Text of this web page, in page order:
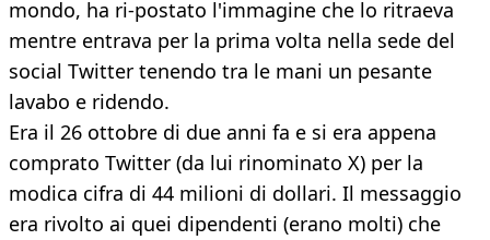
mondo, ha ri-postato l'immagine che lo ritraeva
mentre entrava per la prima volta nella sede del
social Twitter tenendo tra le mani un pesante
lavabo e ridendo.
Era il 26 ottobre di due anni fa e si era appena
comprato Twitter (da lui rinominato X) per la
modica cifra di 44 milioni di dollari. Il messaggio
era rivolto ai quei dipendenti (erano molti) che